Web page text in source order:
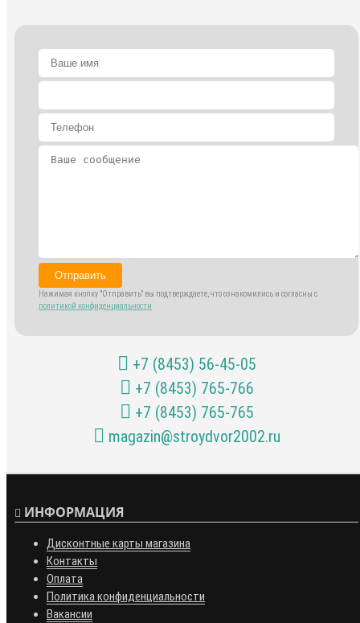
Отправить
Нажимая кнопку "Отправить" вы подтверждаете, что ознакомились и согласны с
политикой конфиденциальности
+7 (8453) 56-45-05
+7 (8453) 765-766
+7 (8453) 765-765
magazin@stroydvor2002.ru
ИНФОРМАЦИЯ
Дисконтные карты магазина
Контакты
Оплата
Политика конфиденциальности
Вакансии